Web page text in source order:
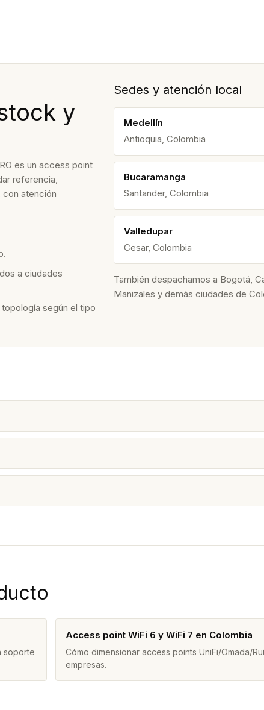
y
es un access point
referencia,
con atención
a ciudades
según el tipo
Sedes y atención local
Medellín
Antioquia, Colombia
Bucaramanga
Santander, Colombia
Valledupar
Cesar, Colombia
También despachamos a Bogotá,
Manizales y demás ciudades de
soporte
Access point WiFi 6 y WiFi 7 en Colombia
Cómo dimensionar access points UniFi/Omada/
empresas.